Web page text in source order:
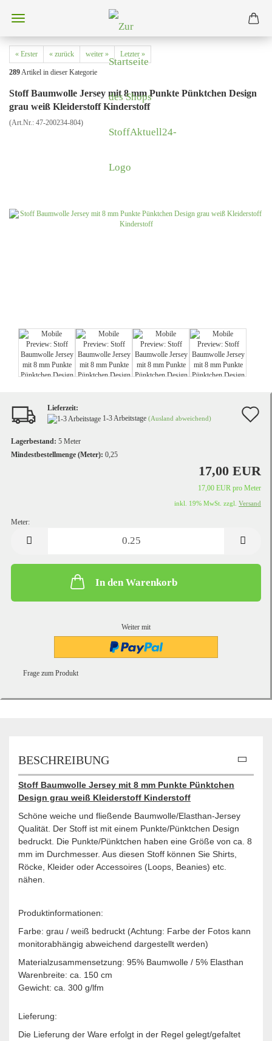
« Erster « zurück weiter » Letzter »
289Artikel in dieser Kategorie
Stoff Baumwolle Jersey mit 8 mm Punkte Pünktchen Design
grau weiß Kleiderstoff Kinderstoff
(Art.Nr.: 47-200234-804)
Lieferzeit:
1-3 Arbeitstage (Ausland abweichend)
Lagerbestand: 5 Meter
Mindestbestellmenge (Meter): 0,25
17,00 EUR
17,00 EUR pro Meter
inkl. 19% MwSt. zzgl. Versand
Meter:
In den Warenkorb
Weiter mit
Frage zum Produkt
BESCHREIBUNG
Stoff Baumwolle Jersey mit 8 mm Punkte Pünktchen
Design grau weiß Kleiderstoff Kinderstoff
Schöne weiche und fließende Baumwolle/Elasthan-Jersey
Qualität. Der Stoff ist mit einem Punkte/Pünktchen Design
bedruckt. Die Punkte/Pünktchen haben eine Größe von ca. 8
mm im Durchmesser. Aus diesen Stoff können Sie Shirts,
Röcke, Kleider oder Accessoires (Loops, Beanies) etc.
nähen.
Produktinformationen:
Farbe: grau / weiß bedruckt (Achtung: Farbe der Fotos kann
monitorabhängig abweichend dargestellt werden)
Materialzusammensetzung: 95% Baumwolle / 5% Elasthan
Warenbreite: ca. 150 cm
Gewicht: ca. 300 g/lfm
Lieferung:
Die Lieferung der Ware erfolgt in der Regel gelegt/gefaltet